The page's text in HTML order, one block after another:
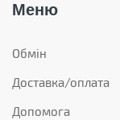
Меню
Обмін
Доставка/оплата
Допомога